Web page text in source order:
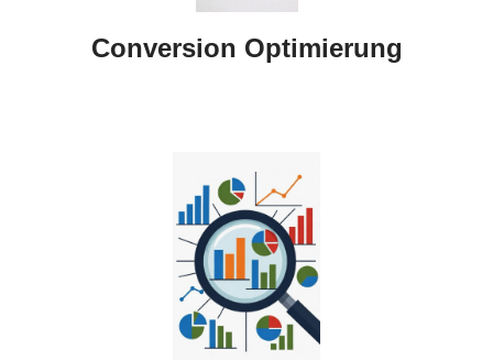
Conversion Optimierung